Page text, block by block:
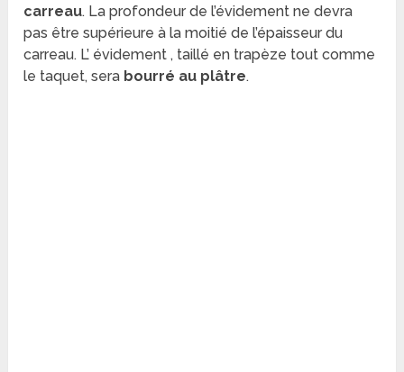
carreau. La profondeur de l’évidement ne devra
pas être supérieure à la moitié de l’épaisseur du
carreau. L’ évidement , taillé en trapèze tout comme
le taquet, sera bourré au plâtre.